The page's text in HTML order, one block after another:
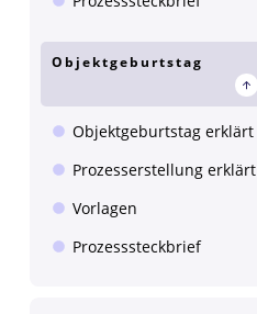
Objektgeburtstag
Objektgeburtstag erklärt
Prozesserstellung erklärt
Vorlagen
Prozesssteckbrief